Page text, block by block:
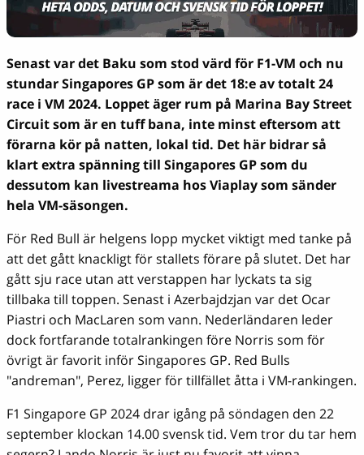
Senast var det Baku som stod värd för F1-VM och nu
stundar Singapores GP som är det 18:e av totalt 24
race i VM 2024. Loppet äger rum på Marina Bay Street
Circuit som är en tuff bana, inte minst eftersom att
förarna kör på natten, lokal tid. Det här bidrar så
klart extra spänning till Singapores GP som du
dessutom kan livestreama hos Viaplay som sänder
hela VM-säsongen.
För Red Bull är helgens lopp mycket viktigt med tanke på
att det gått knackligt för stallets förare på slutet. Det har
gått sju race utan att verstappen har lyckats ta sig
tillbaka till toppen. Senast i Azerbajdzjan var det Ocar
Piastri och MacLaren som vann. Nederländaren leder
dock fortfarande totalrankingen före Norris som för
övrigt är favorit inför Singapores GP. Red Bulls
"andreman", Perez, ligger för tillfället åtta i VM-rankingen.
F1 Singapore GP 2024 drar igång på söndagen den 22
september klockan 14.00 svensk tid. Vem tror du tar hem